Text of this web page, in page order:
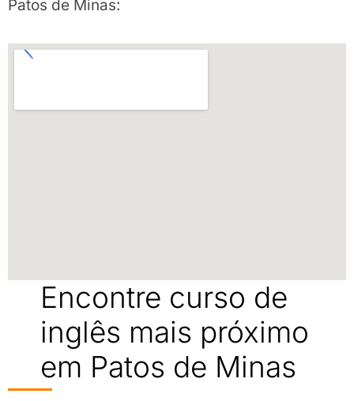
Patos de Minas:
Encontre curso de
inglês mais próximo
em Patos de Minas